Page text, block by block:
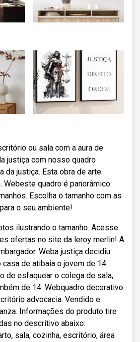
ou sala com a aura de
justiça com nosso quadro
da justiça. Esta obra de arte
Webeste quadro é panorâmico.
Escolha o tamanho com as
o seu ambiente!
ilustrando o tamanho. Acesse
ofertas no site da leroy merlin! A
Weba justiça decidiu
casa de atibaia o jovem de 14
de esfaquear o colega de sala,
de 14. Webquadro decorativo
advocacia. Vendido e
Informações do produto tire
no descritivo abaixo:
sala, cozinha, escritório, área